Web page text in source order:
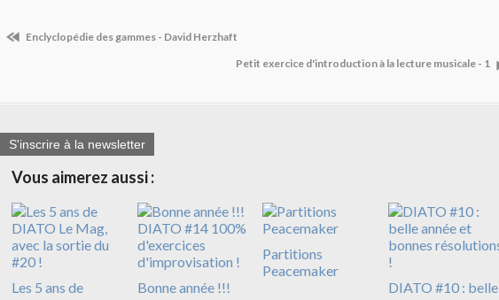
Enclyclopédie des gammes - David Herzhaft
Petit exercice d'introduction à la lecture musicale - 1
S'inscrire à la newsletter
Vous aimerez aussi :
Les 5 ans de
Bonne année !!!
Partitions
Peacemaker
DIATO #10 : belle